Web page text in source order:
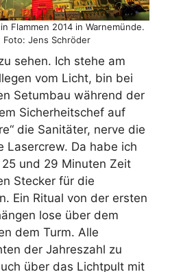
Flammen 2014 in Warnemünde.
Foto: Jens Schröder
sehen. Ich stehe am
vom Licht, bin bei
Setumbau während der
Sicherheitschef auf
die Sanitäter, nerve die
Lasercrew. Da habe ich
und 29 Minuten Zeit
Stecker für die
Ein Ritual von der ersten
lose über dem
dem Turm. Alle
der Jahreszahl zu
über das Lichtpult mit